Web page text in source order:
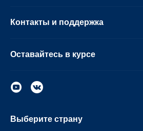
Контакты и поддержка
Оставайтесь в курсе
Выберите страну